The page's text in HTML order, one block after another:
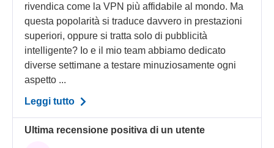
rivendica come la VPN più affidabile al mondo. Ma
questa popolarità si traduce davvero in prestazioni
superiori, oppure si tratta solo di pubblicità
intelligente? Io e il mio team abbiamo dedicato
diverse settimane a testare minuziosamente ogni
aspetto ...
Leggi tutto
Ultima recensione positiva di un utente